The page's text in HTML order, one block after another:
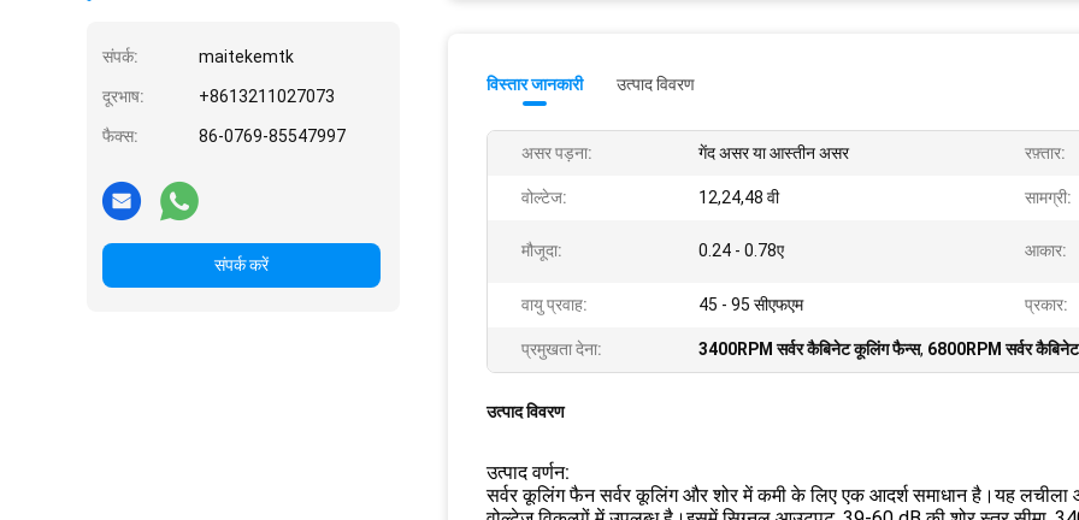
संपर्क: maitekemtk
दूरभाष: +8613211027073
फैक्स: 86-0769-85547997
संपर्क करें
विस्तार जानकारी उत्पाद विवरण
असर पड़ना: गेंद असर या आस्तीन असर रफ़्तार:
वोल्टेज: 12,24,48 वी सामग्री:
मौजूदा: 0.24 - 0.78ए आकार:
वायु प्रवाह: 45 - 95 सीएफएम प्रकार:
प्रमुखता देना: 3400RPM सर्वर कैबिनेट कूलिंग फैन्स, 6800RPM सर्वर
उत्पाद विवरण
उत्पाद वर्णन:
सर्वर कूलिंग फैन सर्वर कूलिंग और शोर में कमी के लिए एक आदर्श समाधान है।यह